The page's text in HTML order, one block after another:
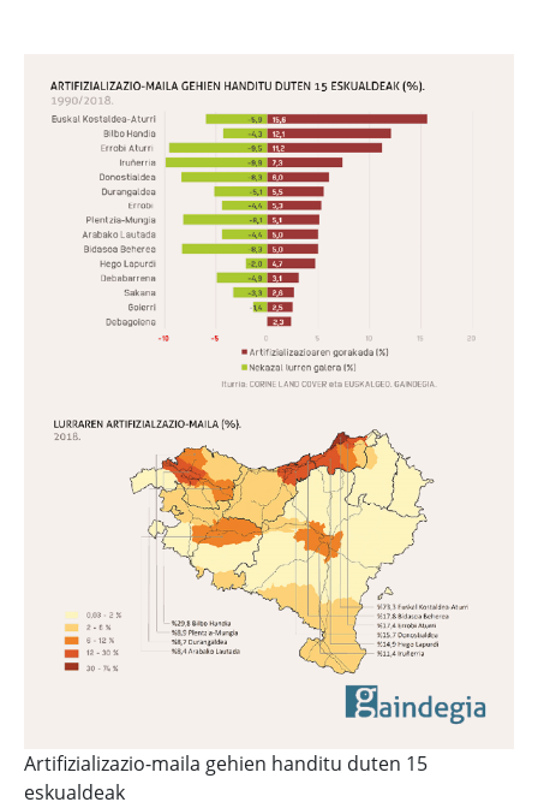
Artifizializazio-maila gehien handitu duten 15
eskualdeak